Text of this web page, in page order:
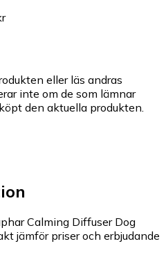
eller läs andras
inte om de som lämnar
den aktuella produkten.
Calming Diffuser Dog
jämför priser och erbjudande